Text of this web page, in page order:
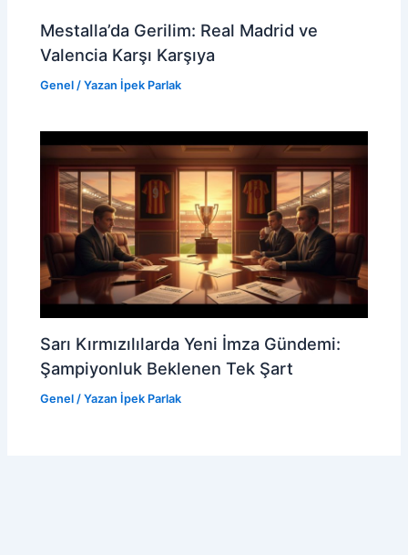
Mestalla’da Gerilim: Real Madrid ve
Valencia Karşı Karşıya
Genel / Yazan İpek Parlak
Sarı Kırmızılılarda Yeni İmza Gündemi:
Şampiyonluk Beklenen Tek Şart
Genel / Yazan İpek Parlak